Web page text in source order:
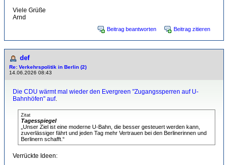
Viele Grüße
Arnd
Beitrag beantworten Beitrag zitieren
def
Re: Verkehrspolitik in Berlin (2)
14.06.2026 08:43
Die CDU wärmt mal wieder den Evergreen "Zugangssperren auf U-
Bahnhöfen" auf.
Zitat
Tagesspiegel
„Unser Ziel ist eine moderne U-Bahn, die besser gesteuert werden kann,
zuverlässiger fährt und jeden Tag mehr Vertrauen bei den Berlinerinnen und
Berlinern schafft.“
Verrückte Ideen: